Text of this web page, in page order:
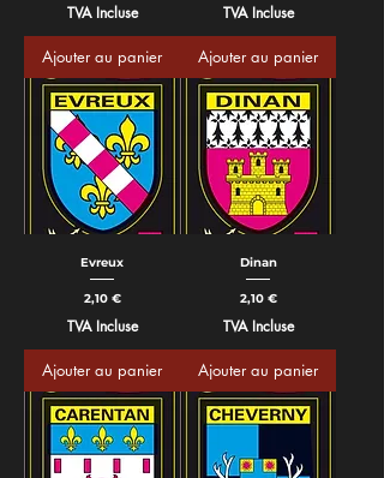
TVA Incluse
Ajouter au panier
TVA Incluse
Ajouter au panier
Evreux
Prix
2,10 €
TVA Incluse
Ajouter au panier
Dinan
Prix
2,10 €
TVA Incluse
Ajouter au panier